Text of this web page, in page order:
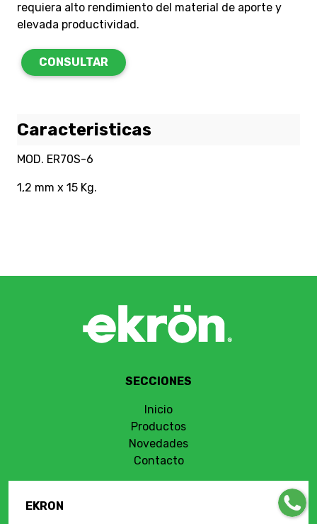
requiera alto rendimiento del material de aporte y
elevada productividad.
CONSULTAR
Caracteristicas
MOD. ER70S-6
1,2 mm x 15 Kg.
SECCIONES
Inicio
Productos
Novedades
Contacto
EKRON